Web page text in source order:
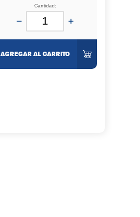
Cantidad:
AGREGAR AL CARRITO